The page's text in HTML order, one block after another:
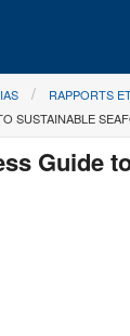
RAPPORTS
SUSTAINABLE
Guide